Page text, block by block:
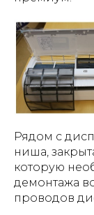
Рядом с
ниша,
которую
демонтажа
проводов